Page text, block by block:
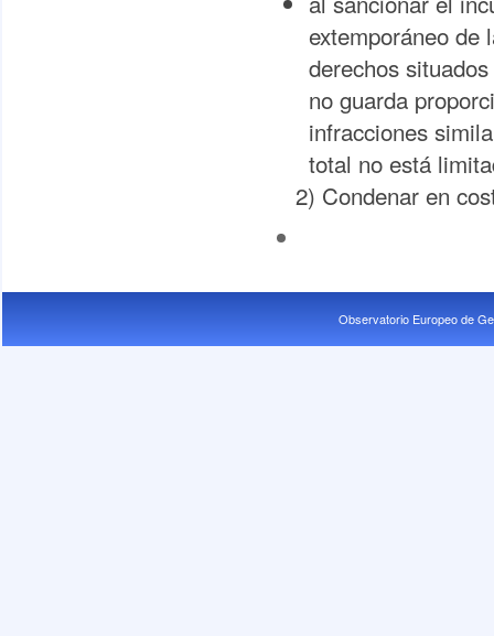
extemporáneo de
derechos
no guarda
infracciones
total no está
2) Condenar en
Observatorio Europeo de